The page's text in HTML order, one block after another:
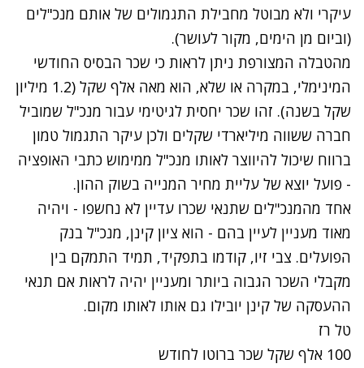
עיקרי ולא מבוטל מחבילת התגמולים של אותם מנכ"לים
(וביום מן הימים, מקור לעושר).
מהטבלה המצורפת ניתן לראות כי שכר הבסיס החודשי
המינימלי, במקרה או שלא, הוא מאה אלף שקל (1.2 מיליון
שקל בשנה). זהו שכר יחסית לגיטימי עבור מנכ"ל שמוביל
חברה ששווה מיליארדי שקלים ולכן עיקר התגמול טמון
ברווח שיכול להיווצר לאותו מנכ"ל ממימוש כתבי האופציה
- פועל יוצא של עליית מחיר המנייה בשוק ההון.
אחד מהמנכ"לים שתנאי שכרו עדיין לא נחשפו - ויהיה
מאוד מעניין לעיין בהם - הוא ציון קינן, מנכ"ל בנק
הפועלים. צבי זיו, קודמו בתפקיד, תמיד התמקם בין
מקבלי השכר הגבוה ביותר ומעניין יהיה לראות אם תנאי
ההעסקה של קינן יובילו גם אותו לאותו מקום.
טל רז
100 אלף שקל שכר ברוטו לחודש